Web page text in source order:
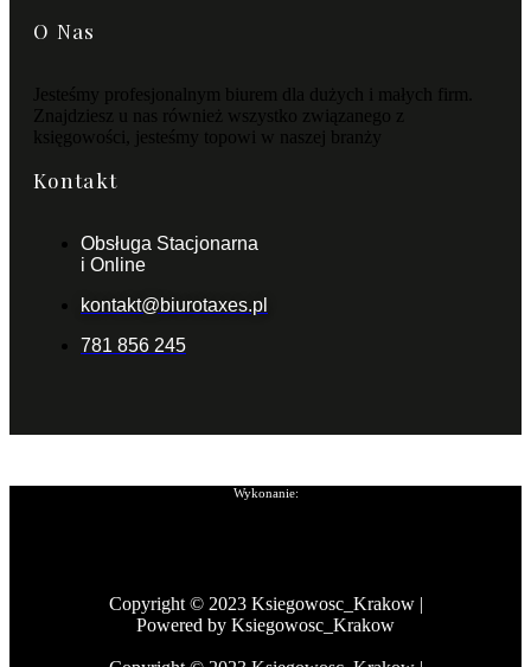
O Nas
Jesteśmy profesjonalnym biurem dla dużych i małych firm.
Znajdziesz u nas również wszystko związanego z
księgowości, jesteśmy topowi w naszej branży
Kontakt
Obsługa Stacjonarna
i Online
kontakt@biurotaxes.pl
781 856 245
Wykonanie:
Copyright © 2023 Ksiegowosc_Krakow |
Powered by Ksiegowosc_Krakow